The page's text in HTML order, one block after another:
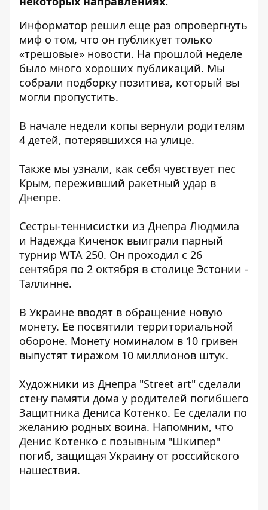
Информатор решил еще раз опровергнуть
миф о том, что он публикует только
«трешовые» новости. На прошлой неделе
было много хороших публикаций. Мы
собрали подборку позитива, который вы
могли пропустить.
В начале недели копы вернули родителям
4 детей, потерявшихся на улице.
Также мы узнали, как себя чувствует пес
Крым, переживший ракетный удар в
Днепре.
Сестры-теннисистки из Днепра Людмила
и Надежда Киченок выиграли парный
турнир WTA 250. Он проходил с 26
сентября по 2 октября в столице Эстонии -
Таллинне.
В Украине вводят в обращение новую
монету. Ее посвятили территориальной
обороне. Монету номиналом в 10 гривен
выпустят тиражом 10 миллионов штук.
Художники из Днепра "Street art" сделали
стену памяти дома у родителей погибшего
Защитника Дениса Котенко. Ее сделали по
желанию родных воина. Напомним, что
Денис Котенко с позывным "Шкипер"
погиб, защищая Украину от российского
нашествия.